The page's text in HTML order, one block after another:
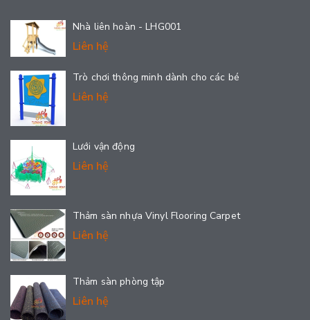
Nhà liên hoàn - LHG001
Liên hệ
Trò chơi thông minh dành cho các bé
Liên hệ
Lưới vận động
Liên hệ
Thảm sàn nhựa Vinyl Flooring Carpet
Liên hệ
Thảm sàn phòng tập
Liên hệ